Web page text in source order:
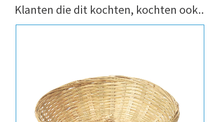
Klanten die dit kochten, kochten ook..